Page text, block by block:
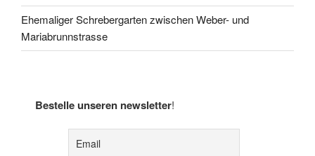
Ehemaliger Schrebergarten zwischen Weber- und
Mariabrunnstrasse
Bestelle unseren newsletter!